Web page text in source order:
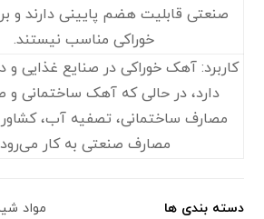
صنعتی قابلیت هضم پایینی دارند و
خوراکی مناسب نیستند.
کاربرد: آهک خوراکی در صنایع غذایی و
دارد، در حالی که آهک ساختمانی و
مصارف ساختمانی، تصفیه آب،
مصارف صنعتی به کار
دسته بندی ها مواد